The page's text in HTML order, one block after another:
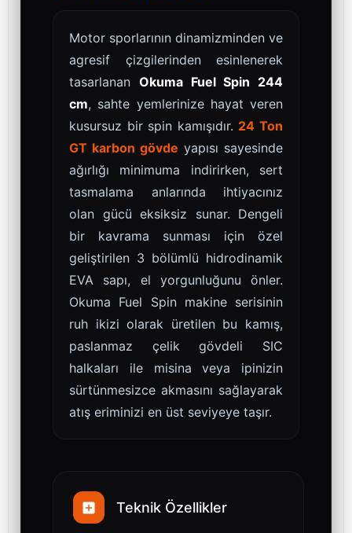
Motor sporlarının dinamizminden ve
agresif çizgilerinden esinlenerek
tasarlanan Okuma Fuel Spin 244
cm, sahte yemlerinize hayat veren
kusursuz bir spin kamışıdır. 24 Ton
GT karbon gövde yapısı sayesinde
ağırlığı minimuma indirirken, sert
tasmalama anlarında ihtiyacınız
olan gücü eksiksiz sunar. Dengeli
bir kavrama sunması için özel
geliştirilen 3 bölümlü hidrodinamik
EVA sapı, el yorgunluğunu önler.
Okuma Fuel Spin makine serisinin
ruh ikizi olarak üretilen bu kamış,
paslanmaz çelik gövdeli SIC
halkaları ile misina veya ipinizin
sürtünmesizce akmasını sağlayarak
atış eriminizi en üst seviyeye taşır.
Teknik Özellikler